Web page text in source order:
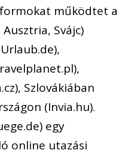
működtet a
Svájc)
Szlovákiában
(Invia.hu).
egy
online utazási